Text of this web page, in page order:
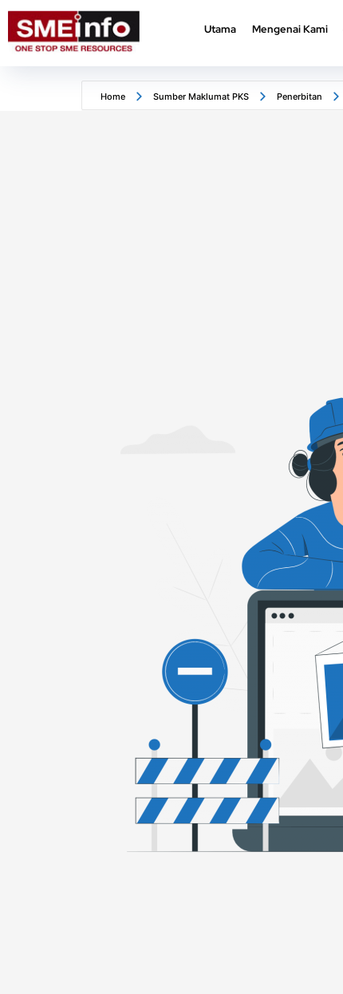
Utama Mengenai Kami
Home Sumber Maklumat PKS Penerbitan